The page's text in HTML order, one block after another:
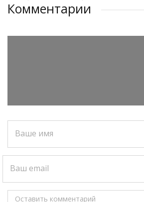
Комментарии
Ваше имя
Ваш email
Оставить комментарий